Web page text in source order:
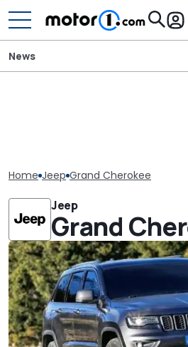
News
Home Jeep Grand Cherokee
Jeep
Grand